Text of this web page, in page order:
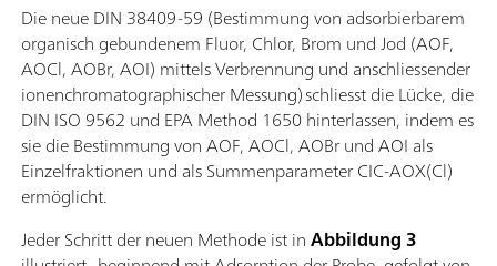
Die neue DIN 38409-59 (Bestimmung von adsorbierbarem
organisch gebundenem Fluor, Chlor, Brom und Jod (AOF,
AOCl, AOBr, AOI) mittels Verbrennung und anschliessender
ionenchromatographischer Messung) schliesst die Lücke, die
DIN ISO 9562 und EPA Method 1650 hinterlassen, indem es
sie die Bestimmung von AOF, AOCl, AOBr und AOI als
Einzelfraktionen und als Summenparameter CIC-AOX(Cl)
ermöglicht.
Jeder Schritt der neuen Methode ist inAbbildung 3